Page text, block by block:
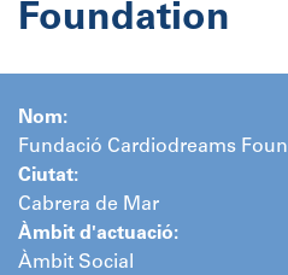
Foundation
Nom:
Fundació Cardiodreams
Ciutat:
Cabrera de Mar
Àmbit d'actuació:
Àmbit Social